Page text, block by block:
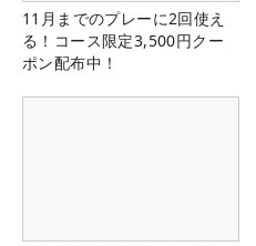
11月までのプレーに2回使え
る！コース限定3,500円クー
ポン配布中！